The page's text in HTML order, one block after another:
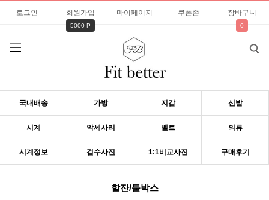
로그인 회원가입
5000 P
마이페이지 쿠폰존 장바구니
0
국내배송 가방 지갑 신발
시계 악세사리 벨트 의류
시계정보 검수사진 1:1비교사진 구매후기
할잔/툴박스